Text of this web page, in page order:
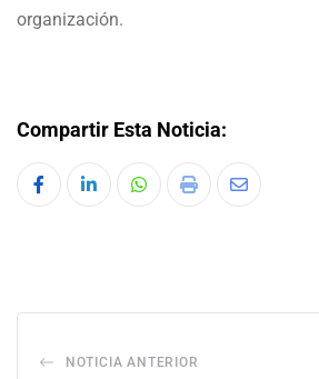
organización.
Compartir Esta Noticia:
NOTICIA ANTERIOR